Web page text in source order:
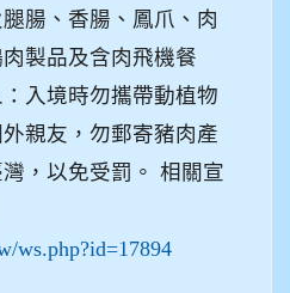
腸、香腸、鳳爪、肉
製品及含肉飛機餐
入境時勿攜帶動植物
親友，勿郵寄豬肉產
，以免受罰。 相關宣
ws.php?id=17894